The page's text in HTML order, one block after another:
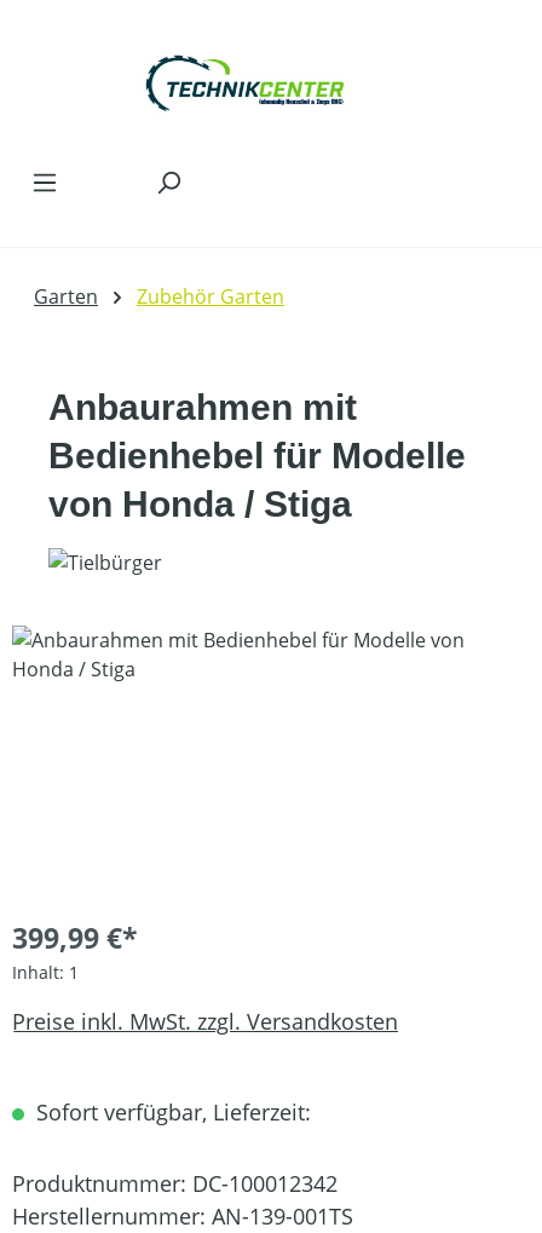
Garten Zubehör Garten
Anbaurahmen mit
Bedienhebel für Modelle
von Honda / Stiga
Bildergalerie überspringen
399,99 €*
Inhalt: 1
Preise inkl. MwSt. zzgl. Versandkosten
Sofort verfügbar, Lieferzeit:
Produktnummer: DC-100012342
Herstellernummer: AN-139-001TS